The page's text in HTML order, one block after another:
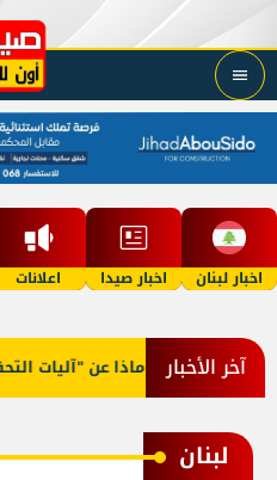
اخبار لبنان اخبار صيدا اعلانات
آخر الأخبار
روما... وماذا عن "آليات التحقق"؟
لبنان